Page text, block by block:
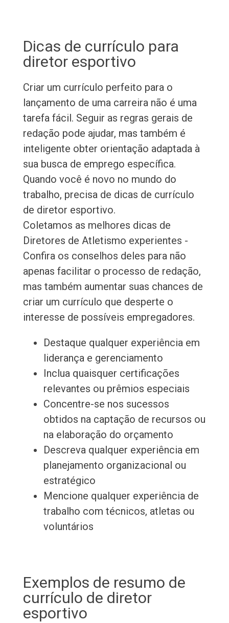
Dicas de currículo para
diretor esportivo
Criar um currículo perfeito para o
lançamento de uma carreira não é uma
tarefa fácil. Seguir as regras gerais de
redação pode ajudar, mas também é
inteligente obter orientação adaptada à
sua busca de emprego específica.
Quando você é novo no mundo do
trabalho, precisa de dicas de currículo
de diretor esportivo.
Coletamos as melhores dicas de
Diretores de Atletismo experientes -
Confira os conselhos deles para não
apenas facilitar o processo de redação,
mas também aumentar suas chances de
criar um currículo que desperte o
interesse de possíveis empregadores.
Destaque qualquer experiência em
liderança e gerenciamento
Inclua quaisquer certificações
relevantes ou prêmios especiais
Concentre-se nos sucessos
obtidos na captação de recursos ou
na elaboração do orçamento
Descreva qualquer experiência em
planejamento organizacional ou
estratégico
Mencione qualquer experiência de
trabalho com técnicos, atletas ou
voluntários
Exemplos de resumo de
currículo de diretor
esportivo